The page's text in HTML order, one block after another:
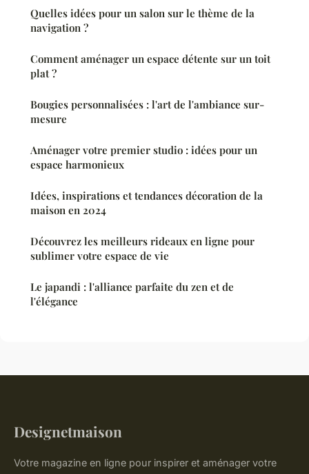
Quelles idées pour un salon sur le thème de la
navigation ?
Comment aménager un espace détente sur un toit
plat ?
Bougies personnalisées : l'art de l'ambiance sur-
mesure
Aménager votre premier studio : idées pour un
espace harmonieux
Idées, inspirations et tendances décoration de la
maison en 2024
Découvrez les meilleurs rideaux en ligne pour
sublimer votre espace de vie
Le japandi : l'alliance parfaite du zen et de
l'élégance
Designetmaison
Votre magazine en ligne pour inspirer et aménager votre